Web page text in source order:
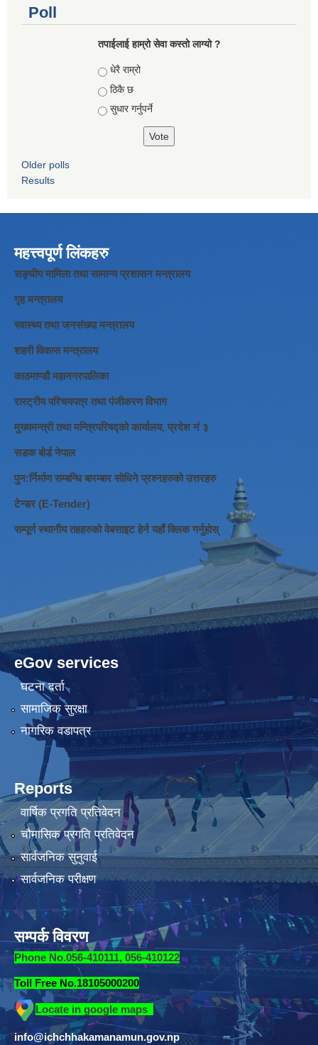
Poll
तपाईलाई हाम्रो सेवा कस्तो लाग्यो ?
Choices
धेरै राम्रो
ठिकै छ
सुधार गर्नुपर्ने
Older polls
Results
महत्त्वपूर्ण लिंकहरु
सङ्घीय मामिला तथा सामान्य प्रशासन मन्त्रालय
गृह मन्त्रालय
स्वास्थ्य तथा जनसंख्या मन्त्रालय
शहरी विकास मन्त्रालय
काठमाण्डौ महानगरपालिका
रास्ट्रीय परिचयपत्र तथा पंजीकरण विभाग
मुख्यमन्त्री तथा मन्त्रिपरिषद्को कार्यालय, प्रदेश नं ३
सडक बोर्ड नेपाल
पुन:र्निर्माण सम्बन्धि बारम्बार सोधिने प्रश्नहरुको उत्तरहरु
टेन्डर (E-Tender)
सम्पूर्ण स्थानीय तहहरुको वेबसाइट हेर्न यहाँ क्लिक गर्नुहोस्
eGov services
घटना दर्ता
सामाजिक सुरक्षा
नागरिक वडापत्र
Reports
वार्षिक प्रगति प्रतिवेदन
चौमासिक प्रगति प्रतिवेदन
सार्वजनिक सुनुवाई
सार्वजनिक परीक्षण
सम्पर्क विवरण
Phone No.056-410111, 056-410122
Toll Free No.18105000200
Locate in google maps
info@ichchhakamanamun.gov.np